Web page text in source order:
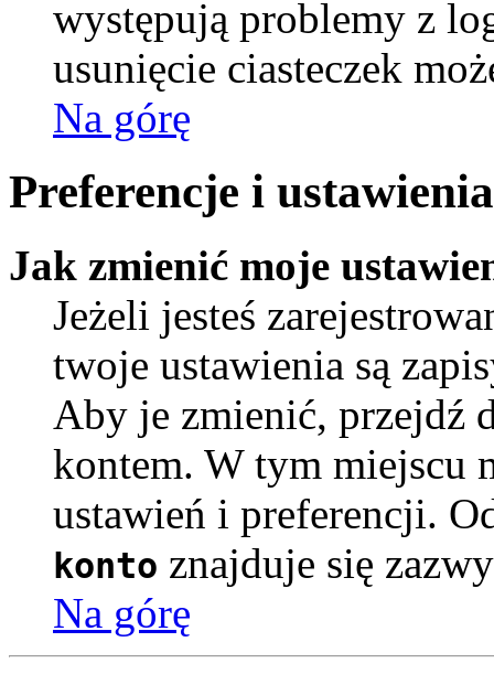
występują problemy z
usunięcie ciasteczek
Na górę
Preferencje i
Jak zmienić moje
Jeżeli jesteś
twoje ustawienia są
Aby je zmienić, przejdź
kontem. W tym miejscu
ustawień i preferencji.
konto znajduje się
Na górę